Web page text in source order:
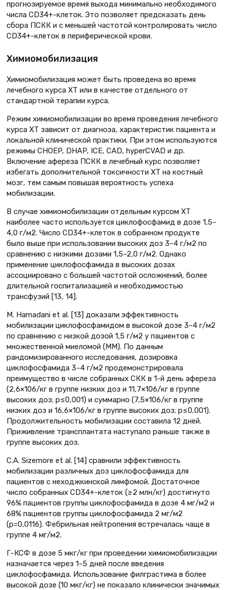
прогнозируемое время выхода минимально необходимого
числа CD34+-клеток. Это позволяет предсказать день
сбора ПСКК и с меньшей частотой контролировать число
CD34+-клеток в периферической крови.
Химиомобилизация
Химиомобилизация может быть проведена во время
лечебного курса ХТ или в качестве отдельного от
стандартной терапии курса.
Режим химиомобилизации во время проведения лечебного
курса ХТ зависит от диагноза, характеристик пациента и
локальной клинической практики. При этом используются
режимы CHOEP, DHAP, ICE, CAD, hyperCVAD и др.
Включение афереза ПСКК в лечебный курс позволяет
избегать дополнительной токсичности ХТ на костный
мозг, тем самым повышая вероятность успеха
мобилизации.
В случае химиомобилизации отдельным курсом ХТ
наиболее часто используется циклофосфамид в дозе 1,5–
4,0 г/м2. Число CD34+-клеток в собранном продукте
было выше при использовании высоких доз 3–4 г/м2 по
сравнению с низкими дозами 1,5–2,0 г/м2. Однако
применение циклофосфамида в высоких дозах
ассоциировано с большей частотой осложнений, более
длительной госпитализацией и необходимостью
трансфузий [13, 14].
M. Hamadani et al. [13] доказали эффективность
мобилизации циклофосфамидом в высокой дозе 3–4 г/м2
по сравнению с низкой дозой 1,5 г/м2 у пациентов с
множественной миеломой (ММ). По данным
рандомизированного исследования, дозировка
циклофосфамида 3–4 г/м2 продемонстрировала
преимущество в числе собранных СКК в 1-й день афереза
(2,6×106/кг в группе низких доз и 11,7×106/кг в группе
высоких доз; р≤0,001) и суммарно (7,5×106/кг в группе
низких доз и 16,6×106/кг в группе высоких доз; р≤0,001).
Продолжительность мобилизации составила 12 дней.
Приживление трансплантата наступало раньше также в
группе высоких доз.
C.A. Sizemore et al. [14] сравнили эффективность
мобилизации различных доз циклофосфамида для
пациентов с неходжкинской лимфомой. Достаточное
число собранных CD34+-клеток (≥2 млн/кг) достигнуто
96% пациентов группы циклофосфамида в дозе 4 мг/м2 и
68% пациентов группы циклофосфамида 2 мг/м2
(p=0,0116). Фебрильная нейтропения встречалась чаще в
группе 4 мг/м2.
Г-КСФ в дозе 5 мкг/кг при проведении химиомобилизации
назначается через 1–5 дней после введения
циклофосфамида. Использование филграстима в более
высокой дозе (10 мкг/кг) не показало клинически значимых